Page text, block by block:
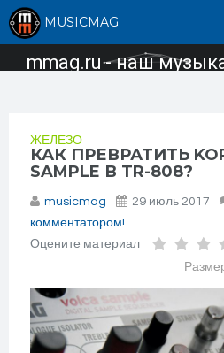
MUSICMAG
mmag.ru - наш
ЖЕЛЕЗО
КАК ПРЕВРАТИТЬ
SAMPLE В TR-808?
musicmag 29 июль 2017
комментатором!
Оцените материал